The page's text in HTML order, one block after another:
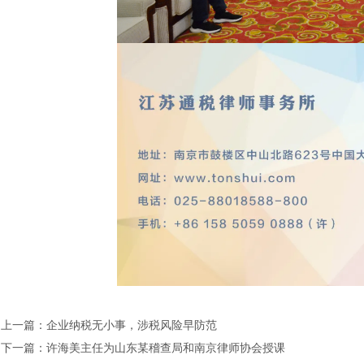
上一篇：企业纳税无小事，涉税风险早防范
下一篇：许海美主任为山东某稽查局和南京律师协会授课